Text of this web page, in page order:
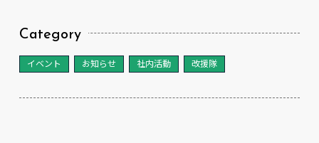
Category
イベント お知らせ 社内活動 改援隊